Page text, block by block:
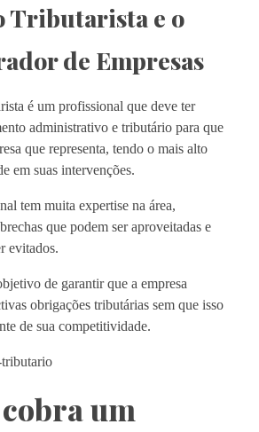
Tributarista e o
de Empresas
é um profissional que deve ter
administrativo e tributário para que
que representa, tendo o mais alto
em suas intervenções.
tem muita expertise na área,
que podem ser aproveitadas e
evitados.
de garantir que a empresa
obrigações tributárias sem que isso
de sua competitividade.
um